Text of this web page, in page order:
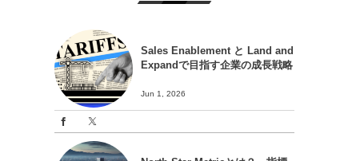
Sales Enablement と Land and
Expandで目指す企業の成長戦略
Jun 1, 2026